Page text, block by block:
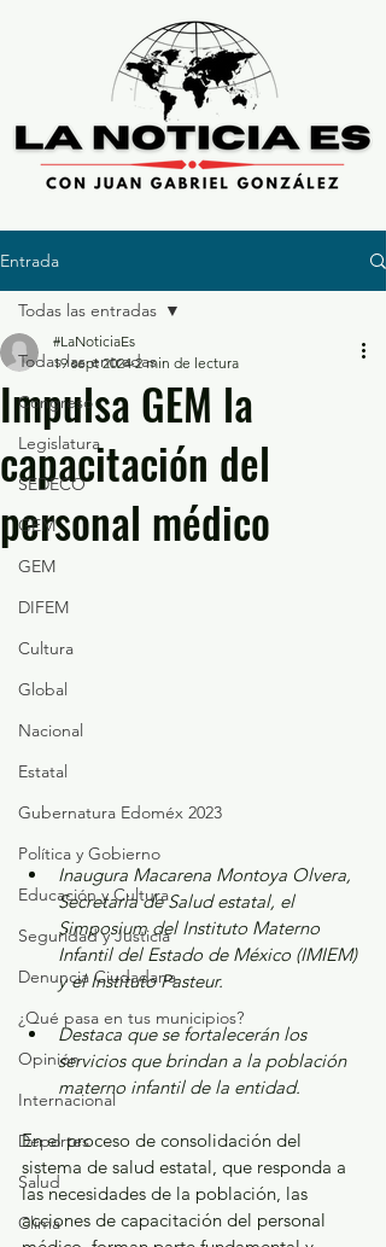
Entrada
Todas las entradas
Congreso
Legislatura
SEDECO
GEM
GEM
DIFEM
Cultura
Global
Nacional
Estatal
Gubernatura Edoméx 2023
Política y Gobierno
Educación y Cultura
Seguridad y Justicia
Denuncia Ciudadana
¿Qué pasa en tus municipios?
Opinión
Internacional
Deportes
Salud
Clima
Todas las entradas
Impulsa GEM la
capacitación del
personal médico
#LaNoticiaEs
19 sept 2024 2 min de lectura
Inaugura Macarena Montoya Olvera,
Secretaria de Salud estatal, el
Simposium del Instituto Materno
Infantil del Estado de México (IMIEM)
y el Instituto Pasteur.
Destaca que se fortalecerán los
servicios que brindan a la población
materno infantil de la entidad.
En el proceso de consolidación del
sistema de salud estatal, que responda a
las necesidades de la población, las
acciones de capacitación del personal